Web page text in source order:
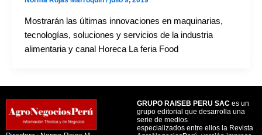
Mostrarán las últimas innovaciones en maquinarias,
tecnologías, soluciones y servicios de la industria
alimentaria y canal Horeca La feria Food
GRUPO RAISEB PERU SAC es un
grupo editorial que desarrolla una
serie de medios
especializados entre ellos la Revista